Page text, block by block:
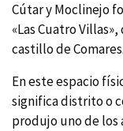
Cútar y Moclinejo
«Las Cuatro
castillo de Comares.
En este espacio
significa distrito o
produjo uno de los